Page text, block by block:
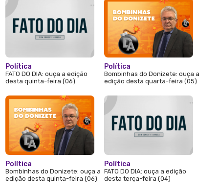
Política
FATO DO DIA: ouça a edição
desta quinta-feira (06)
Política
Bombinhas do Donizete: ouça a
edição desta quinta-feira (06)
Política
Bombinhas do Donizete: ouça a
edição desta quarta-feira (05)
Política
FATO DO DIA: ouça a edição
desta terça-feira (04)